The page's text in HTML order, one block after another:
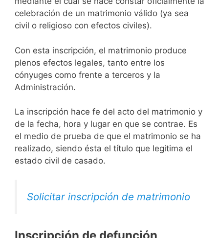
celebración de un matrimonio válido (ya sea
civil o religioso con efectos civiles).
Con esta inscripción, el matrimonio produce
plenos efectos legales, tanto entre los
cónyuges como frente a terceros y la
Administración.
La inscripción hace fe del acto del matrimonio y
de la fecha, hora y lugar en que se contrae. Es
el medio de prueba de que el matrimonio se ha
realizado, siendo ésta el título que legitima el
estado civil de casado.
Solicitar inscripción de matrimonio